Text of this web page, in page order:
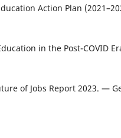
Action Plan
in the Post-COVID
of Jobs Report 2023. —